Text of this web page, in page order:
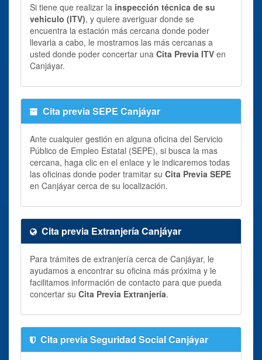
Si tiene que realizar la inspección técnica de su
vehiculo (ITV), y quiere averiguar donde se
encuentra la estación más cercana donde poder
llevarla a cabo, le mostramos las más cercanas a
usted donde poder concertar una Cita Previa ITV en
Canjáyar.
Cita previa SEPE Canjáyar
Ante cualquier gestión en alguna oficina del Servicio
Público de Empleo Estatal (SEPE), si busca la mas
cercana, haga clic en el enlace y le indicaremos todas
las oficinas donde poder tramitar su Cita Previa SEPE
en Canjáyar cerca de su localización.
Cita previa Extranjería Canjáyar
Para trámites de extranjería cerca de Canjáyar, le
ayudamos a encontrar su oficina más próxima y le
facilitamos información de contacto para que pueda
concertar su Cita Previa Extranjería.
Cita previa Seguridad Social Canjáyar